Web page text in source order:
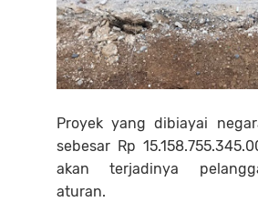
Proyek yang dibiayai
sebesar Rp
akan terjadinya
aturan.